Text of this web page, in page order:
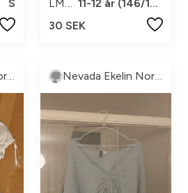
S
LMTD
11-12 år (146/152)
30 SEK
Nevada Ekelin Norström Nevada Ekelin Norström